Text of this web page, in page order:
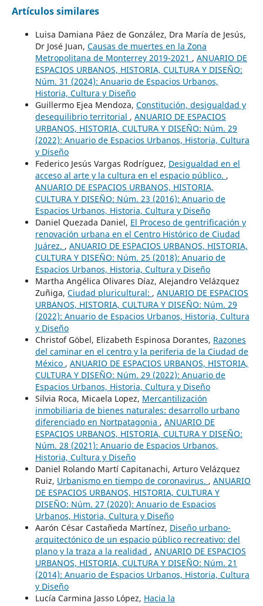
Artículos similares
Luisa Damiana Páez de González, Dra María de Jesús,
Dr José Juan, Causas de muertes en la Zona
Metropolitana de Monterrey 2019-2021 , ANUARIO DE
ESPACIOS URBANOS, HISTORIA, CULTURA Y DISEÑO:
Núm. 31 (2024): Anuario de Espacios Urbanos,
Historia, Cultura y Diseño
Guillermo Ejea Mendoza, Constitución, desigualdad y
desequilibrio territorial , ANUARIO DE ESPACIOS
URBANOS, HISTORIA, CULTURA Y DISEÑO: Núm. 29
(2022): Anuario de Espacios Urbanos, Historia, Cultura
y Diseño
Federico Jesús Vargas Rodríguez, Desigualdad en el
acceso al arte y la cultura en el espacio público. ,
ANUARIO DE ESPACIOS URBANOS, HISTORIA,
CULTURA Y DISEÑO: Núm. 23 (2016): Anuario de
Espacios Urbanos, Historia, Cultura y Diseño
Daniel Quezada Daniel, El Proceso de gentrificación y
renovación urbana en el Centro Histórico de Ciudad
Juárez. , ANUARIO DE ESPACIOS URBANOS, HISTORIA,
CULTURA Y DISEÑO: Núm. 25 (2018): Anuario de
Espacios Urbanos, Historia, Cultura y Diseño
Martha Angélica Olivares Díaz, Alejandro Velázquez
Zuñiga, Ciudad pluricultural: , ANUARIO DE ESPACIOS
URBANOS, HISTORIA, CULTURA Y DISEÑO: Núm. 29
(2022): Anuario de Espacios Urbanos, Historia, Cultura
y Diseño
Christof Göbel, Elizabeth Espinosa Dorantes, Razones
del caminar en el centro y la periferia de la Ciudad de
México , ANUARIO DE ESPACIOS URBANOS, HISTORIA,
CULTURA Y DISEÑO: Núm. 29 (2022): Anuario de
Espacios Urbanos, Historia, Cultura y Diseño
Silvia Roca, Micaela Lopez, Mercantilización
inmobiliaria de bienes naturales: desarrollo urbano
diferenciado en Nortpatagonia , ANUARIO DE
ESPACIOS URBANOS, HISTORIA, CULTURA Y DISEÑO:
Núm. 28 (2021): Anuario de Espacios Urbanos,
Historia, Cultura y Diseño
Daniel Rolando Martí Capitanachi, Arturo Velázquez
Ruiz, Urbanismo en tiempo de coronavirus. , ANUARIO
DE ESPACIOS URBANOS, HISTORIA, CULTURA Y
DISEÑO: Núm. 27 (2020): Anuario de Espacios
Urbanos, Historia, Cultura y Diseño
Aarón César Castañeda Martínez, Diseño urbano-
arquitectónico de un espacio público recreativo: del
plano y la traza a la realidad , ANUARIO DE ESPACIOS
URBANOS, HISTORIA, CULTURA Y DISEÑO: Núm. 21
(2014): Anuario de Espacios Urbanos, Historia, Cultura
y Diseño
Lucía Carmina Jasso López, Hacia la